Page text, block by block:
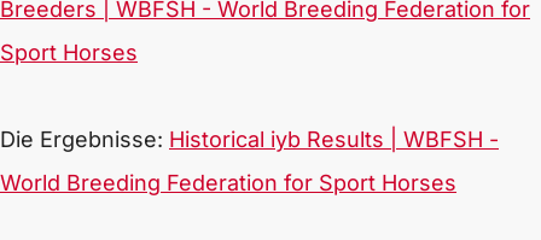
Breeders | WBFSH - World Breeding Federation for
Sport Horses
Die Ergebnisse: Historical iyb Results | WBFSH -
World Breeding Federation for Sport Horses